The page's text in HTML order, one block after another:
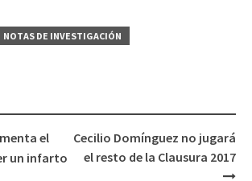
NOTAS DE INVESTIGACIÓN
el
un infarto
Cecilio Domínguez no jugará
el resto de la Clausura 2017